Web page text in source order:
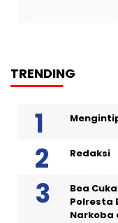
TRENDING
Redaksi
Bea
Polresta
Narkoba